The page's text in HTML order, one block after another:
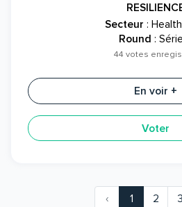
Secteur :
Round :
44 votes
En voir +
Voter
‹ 1 2 3